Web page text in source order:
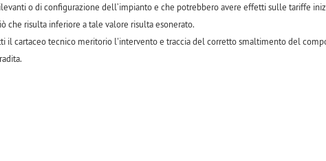
o di configurazione dell’impianto e che potrebbero avere effetti sulle tariffe
che risulta inferiore a tale valore risulta esonerato.
il cartaceo tecnico meritorio l'intervento e traccia del corretto smaltimento del